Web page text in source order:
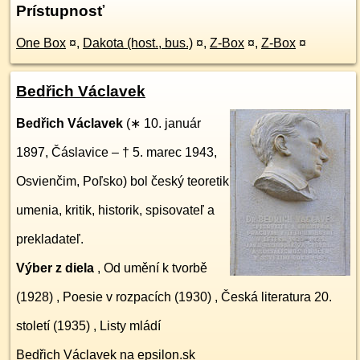
Prístupnosť
One Box ¤, Dakota (host., bus.) ¤, Z-Box ¤, Z-Box ¤
Bedřich Václavek
Bedřich Václavek (∗ 10. január
1897, Čáslavice – † 5. marec 1943,
Osvienčim, Poľsko) bol český teoretik
umenia, kritik, historik, spisovateľ a
prekladateľ.
Výber z diela , Od umění k tvorbě
(1928) , Poesie v rozpacích (1930) , Česká literatura 20.
století (1935) , Listy mládí
Bedřich Václavek na epsilon.sk